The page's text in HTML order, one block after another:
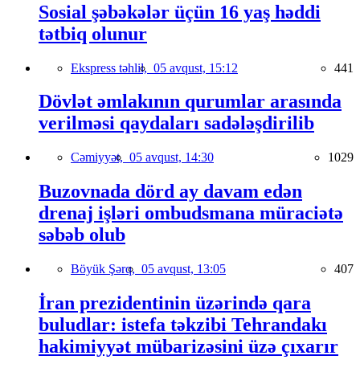
Sosial şəbəkələr üçün 16 yaş həddi
tətbiq olunur
Ekspress təhlil, 05 avqust, 15:12 441
Dövlət əmlakının qurumlar arasında
verilməsi qaydaları sadələşdirilib
Cəmiyyət, 05 avqust, 14:30 1029
Buzovnada dörd ay davam edən
drenaj işləri ombudsmana müraciətə
səbəb olub
Böyük Şərq, 05 avqust, 13:05 407
İran prezidentinin üzərində qara
buludlar: istefa təkzibi Tehrandakı
hakimiyyət mübarizəsini üzə çıxarır